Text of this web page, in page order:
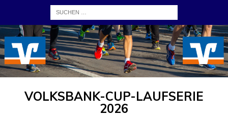
VOLKSBANK-CUP-LAUFSERIE
2026